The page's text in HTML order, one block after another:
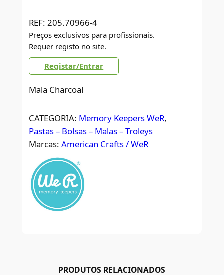
REF: 205.70966-4
Preços exclusivos para profissionais.
Requer registo no site.
Registar/Entrar
Mala Charcoal
CATEGORIA: Memory Keepers WeR
Pastas – Bolsas – Malas – Troleys
Marcas:American Crafts / WeR
PRODUTOS RELACIONADOS